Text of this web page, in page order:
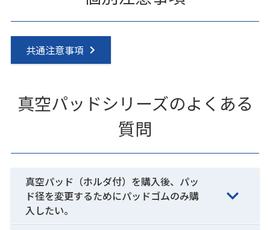
共通注意事項
真空パッドシリーズのよくある
質問
真空パッド（ホルダ付）を購入後、パッ
ド径を変更するためにパッドゴムのみ購
入したい。